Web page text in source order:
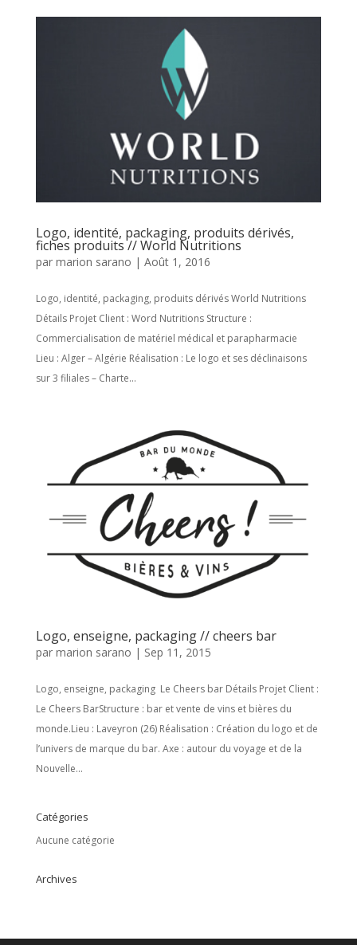
Logo, identité, packaging, produits dérivés,
fiches produits // World Nutritions
par marion sarano | Août 1, 2016
Logo, identité, packaging, produits dérivés World Nutritions
Détails Projet Client : Word Nutritions Structure :
Commercialisation de matériel médical et parapharmacie
Lieu : Alger – Algérie Réalisation : Le logo et ses déclinaisons
sur 3 filiales – Charte...
Logo, enseigne, packaging // cheers bar
par marion sarano | Sep 11, 2015
Logo, enseigne, packaging Le Cheers bar Détails Projet Client :
Le Cheers BarStructure : bar et vente de vins et bières du
monde.Lieu : Laveyron (26) Réalisation : Création du logo et de
l’univers de marque du bar. Axe : autour du voyage et de la
Nouvelle...
Catégories
Aucune catégorie
Archives